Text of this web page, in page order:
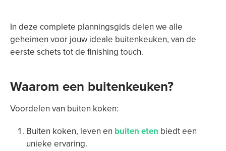
In deze complete planningsgids delen we alle
geheimen voor jouw ideale buitenkeuken, van de
eerste schets tot de finishing touch.
Waarom een buitenkeuken?
Voordelen van buiten koken:
Buiten koken, leven en buiten eten biedt een
unieke ervaring.